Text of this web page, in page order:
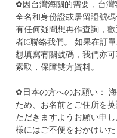
✿因台灣海關的需要，台灣
全名和身份證或居留證號
有任何疑問想再作查詢，
者IG聯絡我們。 如果在訂
想填寫有關號碼，我們亦
索取，保障雙方資料。
✿日本の方へのお願い：
ため、お名前とご住所を
ただきますようお願い申
様にはご不便をおかけい